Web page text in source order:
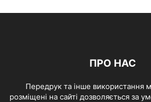
ПРО НАС
Передрук та інше використання
розміщені на сайті дозволяється за